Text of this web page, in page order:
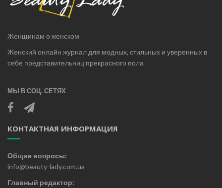
Женщинам о женском
Женский онлайн журнал для модных, стильных и уверенных в
себе представительниц прекрасного пола
МЫ В СОЦ. СЕТЯХ
КОНТАКТНАЯ ИНФОРМАЦИЯ
Общие вопросы:
info@beauty-lady.com.ua
Главный редактор: